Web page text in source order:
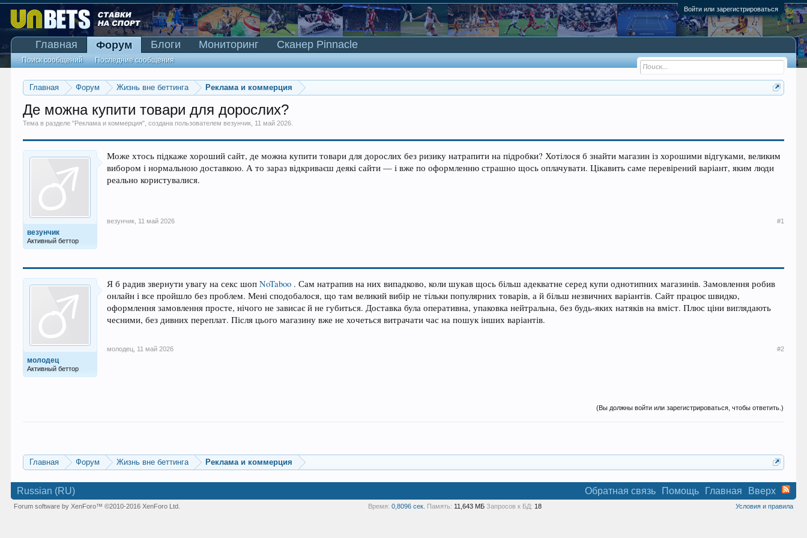
Войти или зарегистрироваться
Главная Форум Жизнь вне беттинга Реклама и коммерция
Де можна купити товари для дорослих?
Тема в разделе "Реклама и коммерция", создана пользователемвезунчик 11 май 2026
везунчик
Активный беттор
Може хтось підкаже хороший сайт, де можна купити товари для дорослих без ризику натрапити на підробки? Хотілося б знайти магазин із хорошими відгуками, великим
вибором і нормальною доставкою. А то зараз відкриваєш деякі сайти — і вже по оформленню страшно щось оплачувати. Цікавить саме перевірений варіант, яким люди
реально користувалися.
везунчик 11 май 2026 #1
молодец
Активный беттор
Я б радив звернути увагу на секс шопNoTaboo . Сам натрапив на них випадково, коли шукав щось більш адекватне серед купи однотипних магазинів. Замовлення робив
онлайн і все пройшло без проблем. Мені сподобалося, що там великий вибір не тільки популярних товарів, а й більш незвичних варіантів. Сайт працює швидко,
оформлення замовлення просте, нічого не зависає й не губиться. Доставка була оперативна, упаковка нейтральна, без будь-яких натяків на вміст. Плюс ціни виглядають
чесними, без дивних переплат. Після цього магазину вже не хочеться витрачати час на пошук інших варіантів.
молодец 11 май 2026 #2
(Вы должны войти или зарегистрироваться, чтобы ответить.)
Главная Форум Жизнь вне беттинга Реклама и коммерция
Главная Форум
Поиск сообщений Последние сообщения
Блоги Мониторинг Сканер Pinnacle
Russian (RU) Обратная связь Помощь Главная Вверх
Условия и правила
Forum software by XenForo™©2010-2016 XenForo Ltd. Время: 0,8096 сек. Память: 11,643 МБ Запросов к БД: 18